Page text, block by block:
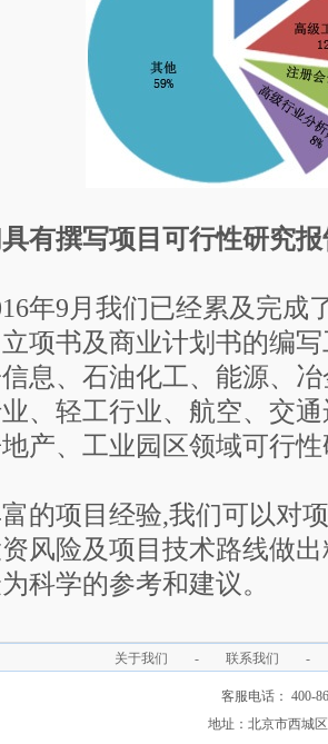
有撰写项目可行性研究
9月我们已经累及完成
项书及商业计划书的编
息、石油化工、能源、
、轻工行业、航空、交
产、工业园区领域可行
项目经验,我们可以对项
风险及项目技术路线做
科学的参考和建议。
关于我们 - 联系我们 -
客服电话： 400-
地址：北京市西城